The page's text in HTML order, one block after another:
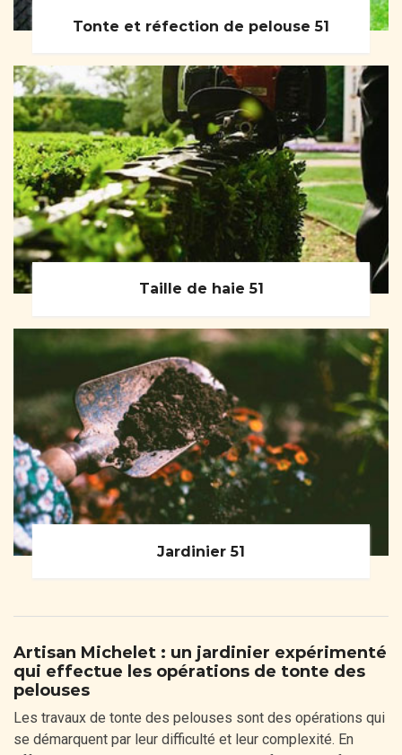
Tonte et réfection de pelouse 51
Taille de haie 51
Jardinier 51
Artisan Michelet : un jardinier expérimenté
qui effectue les opérations de tonte des
pelouses
Les travaux de tonte des pelouses sont des opérations qui
se démarquent par leur difficulté et leur complexité. En